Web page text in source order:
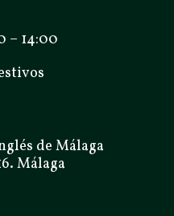
– 14:00
de Málaga
Málaga